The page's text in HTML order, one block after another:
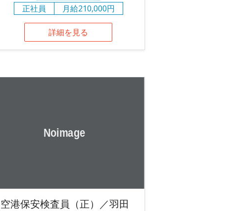
正社員
月給210,000円
詳細を見る
空港保安検査員（正）／羽田